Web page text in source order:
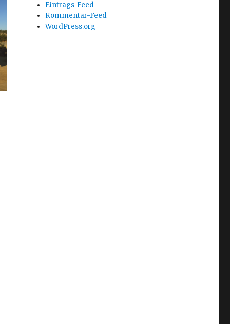
Eintrags-Feed
Kommentar-Feed
WordPress.org